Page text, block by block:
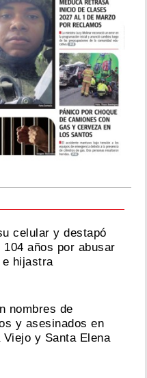
celular y destapó
104 años por abusar
hijastra
nombres de
y asesinados en
Viejo y Santa Elena